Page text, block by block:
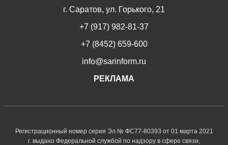
г. Саратов, ул. Горького, 21
+7 (917) 982-81-37
+7 (8452) 659-600
info@sarinform.ru
РЕКЛАМА
Регистрационный номер серия Эл № ФС77-80393 от 01 марта 2021
г. выдано Федеральной службой по надзору в сфере связи,